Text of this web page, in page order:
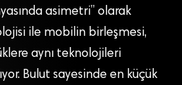
asimetri” olarak
ile mobilin birleşmesi,
aynı teknolojileri
Bulut sayesinde en küçük